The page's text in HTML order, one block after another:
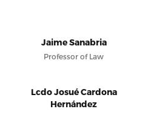
Jaime Sanabria
Professor of Law
Lcdo Josué Cardona
Hernández